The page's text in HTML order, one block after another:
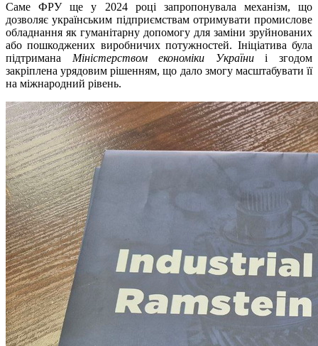
Саме ФРУ ще у 2024 році запропонувала механізм, що
дозволяє українським підприємствам отримувати промислове
обладнання як гуманітарну допомогу для заміни зруйнованих
або пошкоджених виробничих потужностей. Ініціатива була
підтримана Міністерством економіки Україниі згодом
закріплена урядовим рішенням, що дало змогу масштабувати її
на міжнародний рівень.